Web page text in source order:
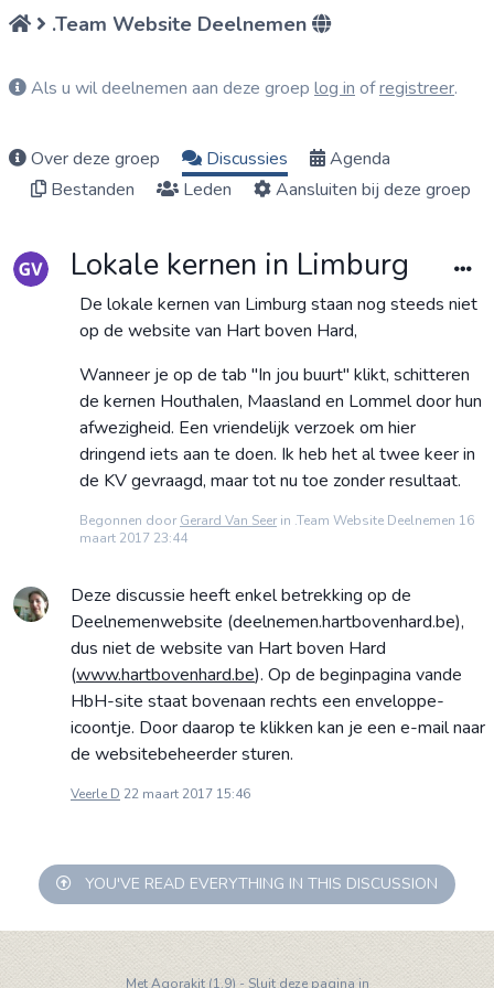
.Team Website Deelnemen
Als u wil deelnemen aan deze groep log in ofregistreer.
Over deze groep Discussies
Agenda
Bestanden
Leden Aansluiten bij deze groep
Lokale kernen in Limburg
De lokale kernen van Limburg staan nog steeds niet
op de website van Hart boven Hard,
Wanneer je op de tab "In jou buurt" klikt, schitteren
de kernen Houthalen, Maasland en Lommel door hun
afwezigheid. Een vriendelijk verzoek om hier
dringend iets aan te doen. Ik heb het al twee keer in
de KV gevraagd, maar tot nu toe zonder resultaat.
Begonnen door Gerard Van Seer in .Team Website Deelnemen 16
maart 2017 23:44
Deze discussie heeft enkel betrekking op de
Deelnemenwebsite (deelnemen.hartbovenhard.be),
dus niet de website van Hart boven Hard
(www.hartbovenhard.be). Op de beginpagina vande
HbH-site staat bovenaan rechts een enveloppe-
icoontje. Door daarop te klikken kan je een e-mail naar
de websitebeheerder sturen.
Veerle D 22 maart 2017 15:46
YOU'VE READ EVERYTHING IN THIS DISCUSSION
MetAgorakit (1.9) - Sluit deze pagina in